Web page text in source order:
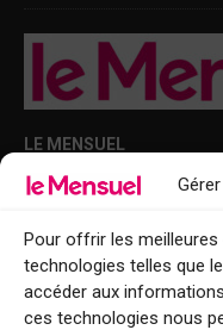
Pour offrir les
technologies telles que
accéder aux
ces technologies nous
LE MENSUEL
Points de diffusion Var et
Le Mensuel en PDF :
Qui sommes-nous ?
BFM Top Sorties